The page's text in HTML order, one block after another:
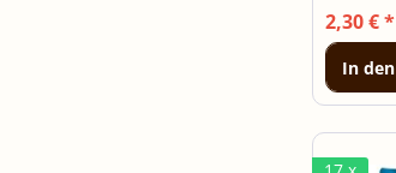
2,30 € *
In den